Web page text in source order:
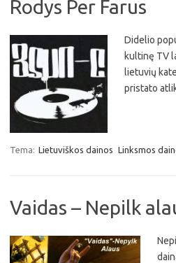
Rodys Per Farus
Didelio
kultinę TV
lietuvių
pristato
Tema: Lietuviškos dainos Linksmos
Vaidas – Nepilk